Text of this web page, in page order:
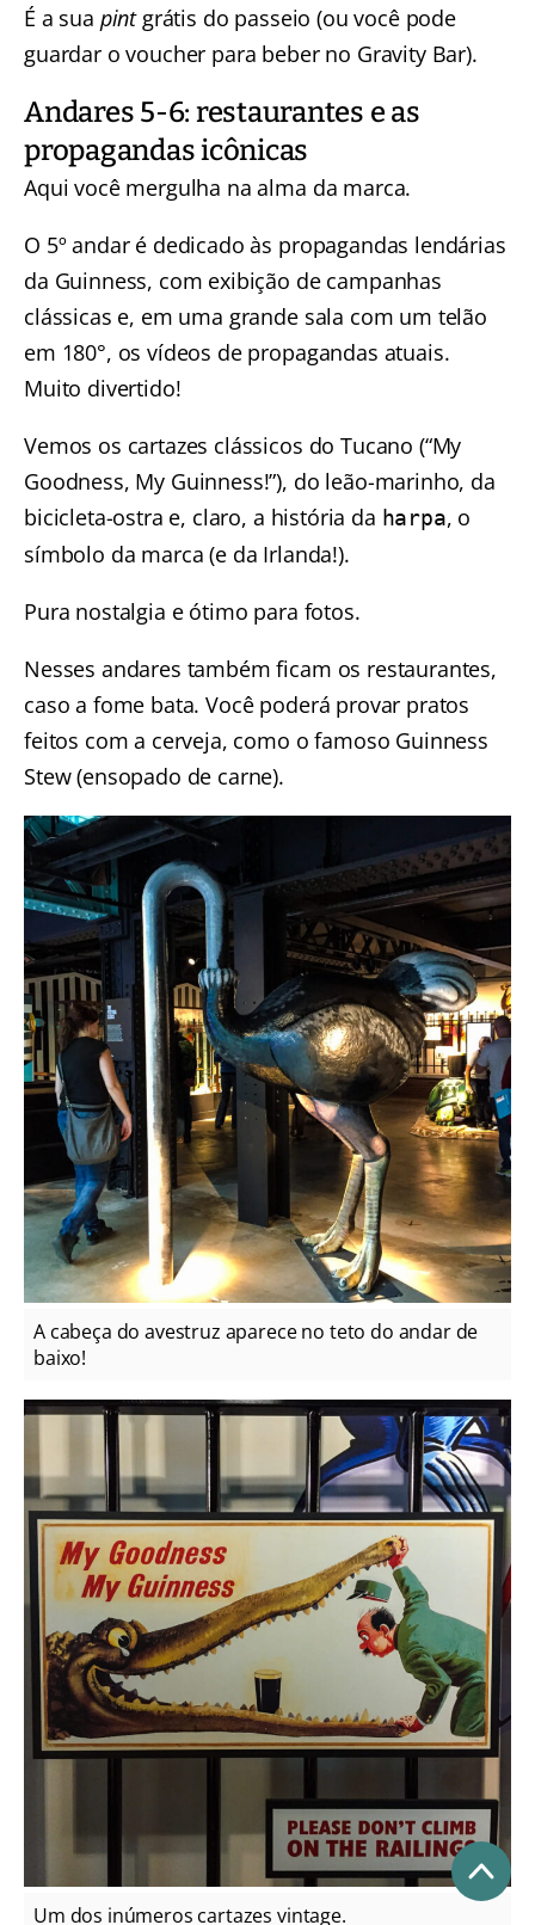
É a sua pintgrátis do passeio (ou você pode
guardar o voucher para beber no Gravity Bar).
Andares 5-6: restaurantes e as
propagandas icônicas
Aqui você mergulha na alma da marca.
O 5º andar é dedicado às propagandas lendárias
da Guinness, com exibição de campanhas
clássicas e, em uma grande sala com um telão
em 180°, os vídeos de propagandas atuais.
Muito divertido!
Vemos os cartazes clássicos do Tucano (“My
Goodness, My Guinness!”), do leão-marinho, da
bicicleta-ostra e, claro, a história da harpa, o
símbolo da marca (e da Irlanda!).
Pura nostalgia e ótimo para fotos.
Nesses andares também ficam os restaurantes,
caso a fome bata. Você poderá provar pratos
feitos com a cerveja, como o famoso Guinness
Stew (ensopado de carne).
A cabeça do avestruz aparece no teto do andar de
baixo!
Um dos inúmeros cartazes vintage.